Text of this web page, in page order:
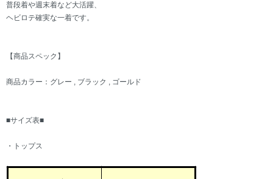
普段着や週末着など大活躍、
ヘビロテ確実な一着です。
【商品スペック】
商品カラー：グレー , ブラック , ゴールド
■サイズ表■
・トップス